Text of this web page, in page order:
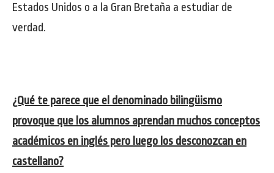
Estados Unidos o a la Gran Bretaña a estudiar de
verdad.
¿Qué te parece que el denominado bilingüismo
provoque que los alumnos aprendan muchos conceptos
académicos en inglés pero luego los desconozcan en
castellano?